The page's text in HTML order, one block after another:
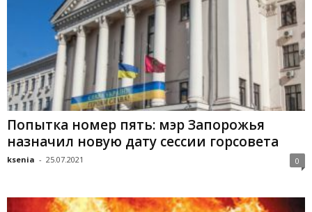
Попытка номер пять: мэр Запорожья
назначил новую дату сессии горсовета
ksenia - 25.07.2021 0